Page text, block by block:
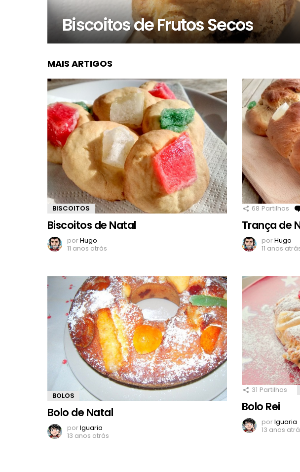
Biscoitos de Frutos Secos
MAIS ARTIGOS
BISCOITOS
Biscoitos de Natal
porHugo
11 anos atrás
68 Partilhas
Trança de
porHugo
11 anos
BOLOS
Bolo de Natal
porIguaria
13 anos atrás
31 Partilhas
Bolo Rei
porIguaria
13 anos